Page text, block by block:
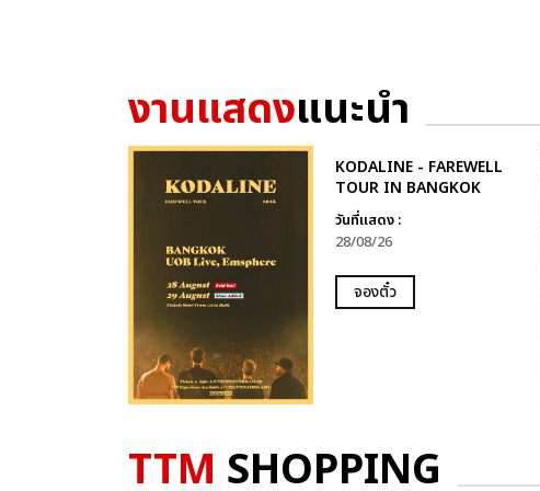
งานแสดงแนะนำ
KODALINE - FAREWELL
TOUR IN BANGKOK
วันที่แสดง :
28/08/26
จองตั๋ว
TTM SHOPPING